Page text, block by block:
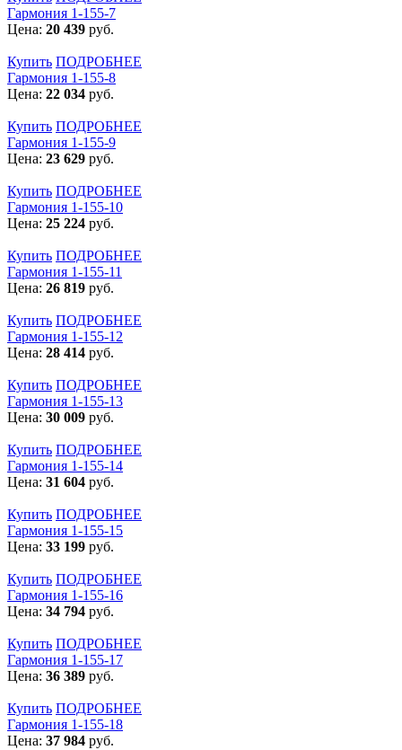
Гармония 1-155-7
Цена: 20 439 руб.
Купить ПОДРОБНЕЕ
Гармония 1-155-8
Цена: 22 034 руб.
Купить ПОДРОБНЕЕ
Гармония 1-155-9
Цена: 23 629 руб.
Купить ПОДРОБНЕЕ
Гармония 1-155-10
Цена: 25 224 руб.
Купить ПОДРОБНЕЕ
Гармония 1-155-11
Цена: 26 819 руб.
Купить ПОДРОБНЕЕ
Гармония 1-155-12
Цена: 28 414 руб.
Купить ПОДРОБНЕЕ
Гармония 1-155-13
Цена: 30 009 руб.
Купить ПОДРОБНЕЕ
Гармония 1-155-14
Цена: 31 604 руб.
Купить ПОДРОБНЕЕ
Гармония 1-155-15
Цена: 33 199 руб.
Купить ПОДРОБНЕЕ
Гармония 1-155-16
Цена: 34 794 руб.
Купить ПОДРОБНЕЕ
Гармония 1-155-17
Цена: 36 389 руб.
Купить ПОДРОБНЕЕ
Гармония 1-155-18
Цена: 37 984 руб.